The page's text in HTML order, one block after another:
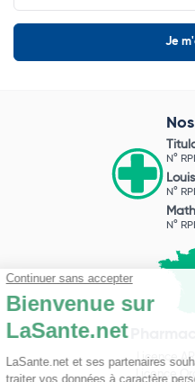
N°
N°
N°
Licence
Licence